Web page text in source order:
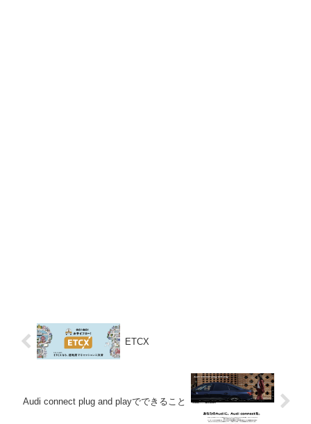
ETCX
Audi connect plug and playでできること